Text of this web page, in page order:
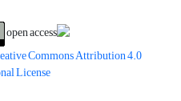
Commons Attribution 4.0
License